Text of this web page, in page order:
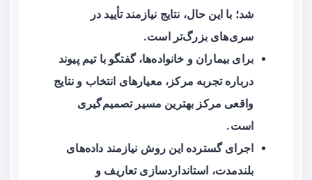
شد؛ با این حال، نتایج نیازمند تأیید در
سری‌های بزرگ‌تر است.
برای بیماران و خانواده‌ها، گفتگو با تیم پیوند
درباره تجربه مرکز، معیارهای انتخاب و نتایج
واقعی مرکز بهترین مسیر تصمیم‌گیری
است.
اجرای گسترده این روش نیازمند داده‌های
بلندمدت، استانداردسازی تعاریف و